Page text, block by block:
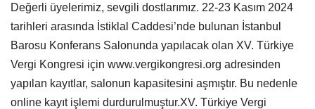
Değerli üyelerimiz, sevgili dostlarımız. 22-23 Kasım 2024
tarihleri arasında İstiklal Caddesi’nde bulunan İstanbul
Barosu Konferans Salonunda yapılacak olan XV. Türkiye
Vergi Kongresi için www.vergikongresi.org adresinden
yapılan kayıtlar, salonun kapasitesini aşmıştır. Bu nedenle
online kayıt işlemi durdurulmuştur.XV. Türkiye Vergi